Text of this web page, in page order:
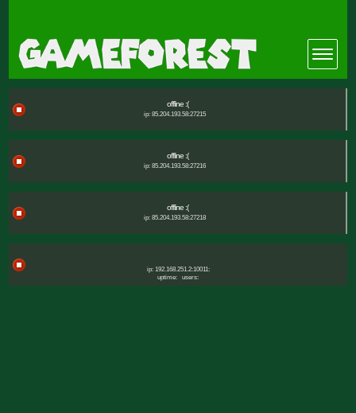
offline :(
ip: 85.204.193.58:27215
offline :(
ip: 85.204.193.58:27216
offline :(
ip: 85.204.193.58:27218
ip: 192.168.251.2:10011:
uptime:
users: